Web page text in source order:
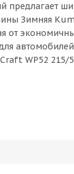
предлагает
Зимняя
от
WP52 215/